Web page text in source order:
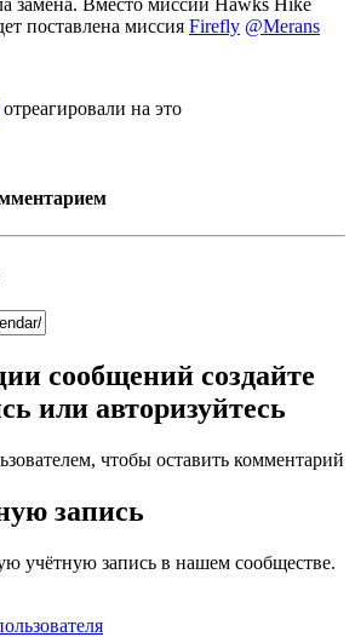
замена. Вместо миссии Hawks Hike
поставлена миссия Firefly @Merans
отреагировали на это
сообщений создайте
или авторизуйтесь
чтобы оставить комментарий
запись
учётную запись в нашем сообществе.